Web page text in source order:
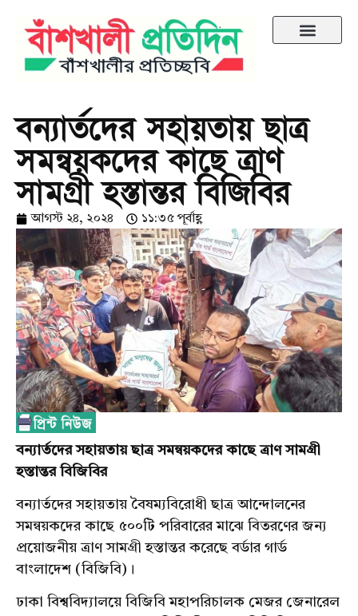
বন্যার্তদের সহায়তায় ছাত্র
সমন্বয়কদের কাছে ত্রাণ
সামগ্রী হস্তান্তর বিজিবির
আগস্ট ২৪, ২০২৪ ১১:৩৫ পূর্বাহ্ণ
বন্যার্তদের সহায়তায় ছাত্র সমন্বয়কদের কাছে ত্রাণ সামগ্রী
হস্তান্তর বিজিবির
বন্যার্তদের সহায়তায় বৈষম্যবিরোধী ছাত্র আন্দোলনের
সমন্বয়কদের কাছে ৫০০টি পরিবারের মাঝে বিতরণের জন্য
প্রয়োজনীয় ত্রাণ সামগ্রী হস্তান্তর করেছে বর্ডার গার্ড
বাংলাদেশ (বিজিবি)।
ঢাকা বিশ্ববিদ্যালয়ে বিজিবি মহাপরিচালক মেজর জেনারেল